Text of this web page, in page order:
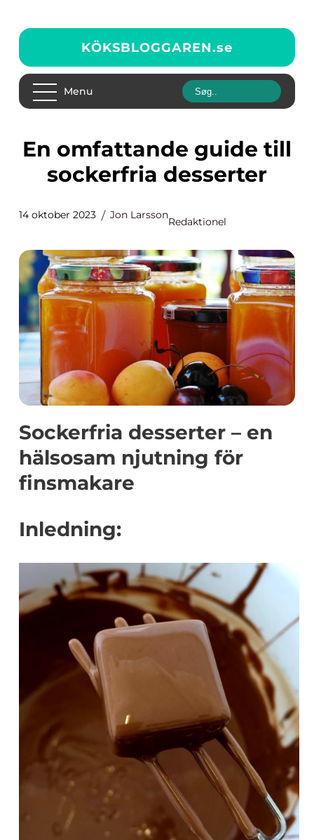
KÖKSBLOGGAREN.se
Menu
En omfattande guide till
sockerfria desserter
14 oktober 2023 Jon Larsson
Redaktionel
Sockerfria desserter – en
hälsosam njutning för
finsmakare
Inledning: